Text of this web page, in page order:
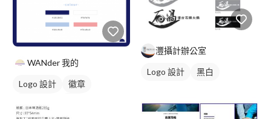
WANder 我的
Logo 設計
徽章
灃攝計辦公室
Logo 設計 黑白